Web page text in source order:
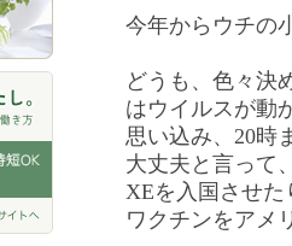
今年からウチの
どうも、色々決
はウイルスが動
思い込み、20時
大丈夫と言って
XEを入国させ
ワクチンをアメ